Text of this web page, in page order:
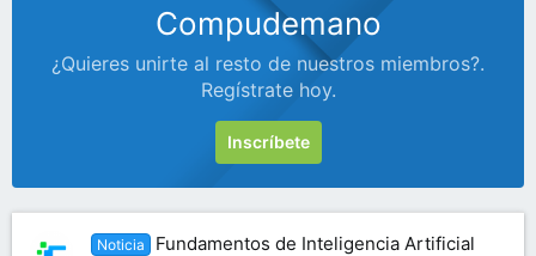
Compudemano
¿Quieres unirte al resto de nuestros miembros?.
Regístrate hoy.
Inscríbete
Noticia
Fundamentos de Inteligencia Artificial